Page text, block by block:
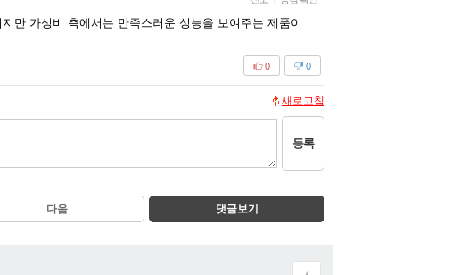
만 가성비 측에서는 만족스러운 성능을 보여주는 제품이
0
0
새로고침
등록
다음 댓글보기